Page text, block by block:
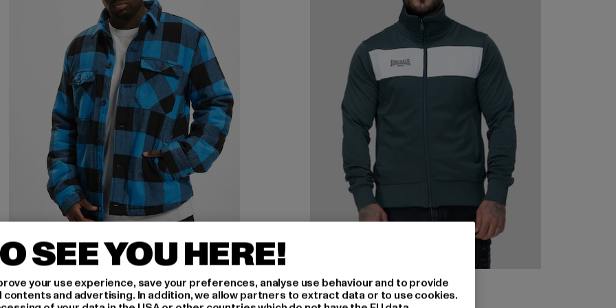
BRANDIT
Lumber
25,20 EUR
Derzeitiger Preis: 25,20 EUR
59,99 EURAktionspreis: 59,99 EUR LONSDALE LONDON
Alnwick
SEE YOU HERE!
your use experience, save your preferences, analyse use behaviour and to provide
and advertising. In addition, we allow partners to extract data or to use cookies.